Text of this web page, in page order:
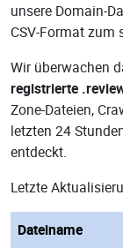
unsere Domain-
CSV-Format zum
Wir überwachen
registrierte
Zone-Dateien,
letzten 24
entdeckt.
Letzte
Dateiname